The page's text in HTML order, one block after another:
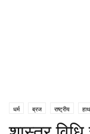
धर्म ब्रज राष्ट्रीय